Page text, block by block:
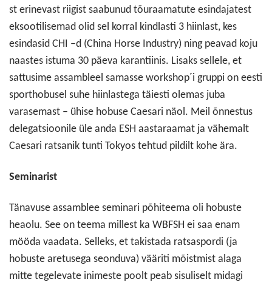
st erinevast riigist saabunud tõuraamatute esindajatest
eksootilisemad olid sel korral kindlasti 3 hiinlast, kes
esindasid CHI –d (China Horse Industry) ning peavad koju
naastes istuma 30 päeva karantiinis. Lisaks sellele, et
sattusime assambleel samasse workshop´i gruppi on eesti
sporthobusel suhe hiinlastega täiesti olemas juba
varasemast – ühise hobuse Caesari näol. Meil õnnestus
delegatsioonile üle anda ESH aastaraamat ja vähemalt
Caesari ratsanik tunti Tokyos tehtud pildilt kohe ära.
Seminarist
Tänavuse assamblee seminari põhiteema oli hobuste
heaolu. See on teema millest ka WBFSH ei saa enam
mööda vaadata. Selleks, et takistada ratsaspordi (ja
hobuste aretusega seonduva) vääriti mõistmist alaga
mitte tegelevate inimeste poolt peab sisuliselt midagi